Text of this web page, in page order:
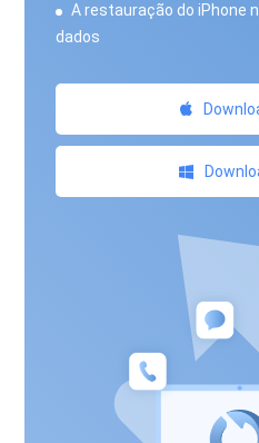
A restauração do iPhone
dados